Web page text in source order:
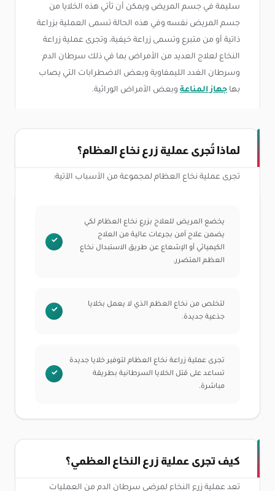
سليمة في جسم المريض ويمكن أن تأتي هذه الخلايا من
جسم المريض نفسه وفي هذه الحالة تسمى العملية بزراعة
ذاتية أو من متبرع وتسمى زراعة خيفية، وتجرى عملية زراعة
النخاع لعلاج العديد من الأمراض بما في ذلك سرطان الدم
وسرطان الغدد الليمفاوية وبعض الاضطرابات التي يصاب
بها جهاز المناعة وبعض الأمراض الوراثية.
لماذا تُجرى عملية زرع نخاع العظام؟
تجرى عملية نخاع العظام لمجموعة من الأسباب الآتية:
يخضع المريض للعلاج بزرع نخاع العظام لكي
يضمن علاج آمن بجرعات عالية من العلاج
الكيميائي أو الإشعاع عن طريق الاستبدال نخاع
العظم المتضرر.
لتخلص من نخاع العظم الذي لا يعمل بخلايا
جذعية جديدة.
تجرى عملية زراعة نخاع العظام لتوفير خلايا جديدة
تساعد على قتل الخلايا السرطانية بطريقة
مباشرة.
كيف تجرى عملية زرع النخاع العظمي؟
تعد عملية زرع النخاع لمرضى سرطان الدم من العمليات